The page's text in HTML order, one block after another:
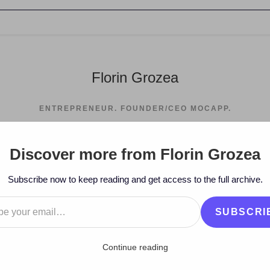
Florin Grozea
ENTREPRENEUR. FOUNDER/CEO MOCAPP.
Cris
Discover more from Florin Grozea
Subscribe now to keep reading and get access to the full archive.
Continue reading